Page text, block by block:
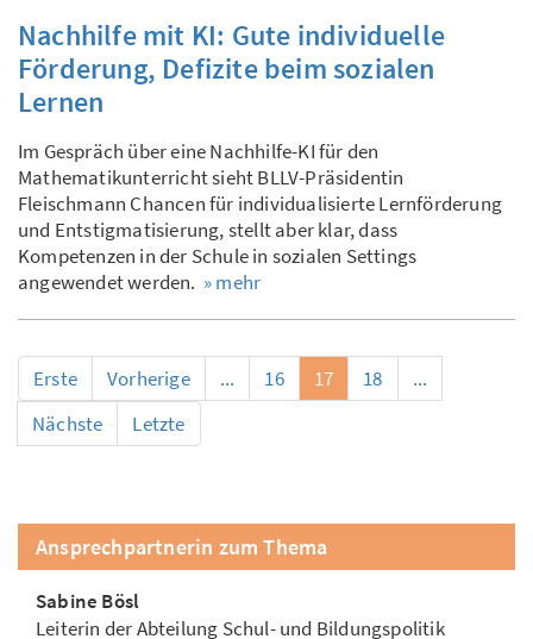
Nachhilfe mit KI: Gute individuelle
Förderung, Defizite beim sozialen
Lernen
Im Gespräch über eine Nachhilfe-KI für den
Mathematikunterricht sieht BLLV-Präsidentin
Fleischmann Chancen für individualisierte Lernförderung
und Entstigmatisierung, stellt aber klar, dass
Kompetenzen in der Schule in sozialen Settings
angewendet werden. » mehr
Erste Vorherige ... 16 17 18
...
Nächste
Letzte
Ansprechpartnerin zum Thema
Sabine Bösl
Leiterin der Abteilung Schul- und Bildungspolitik